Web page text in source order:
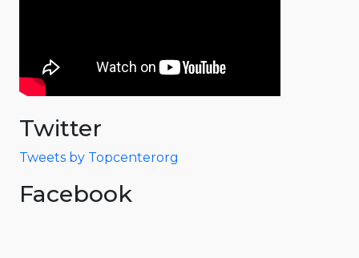
Twitter
Tweets by Topcenterorg
Facebook